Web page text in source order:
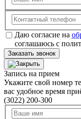
Даю согласие на
соглашаюсь с
Заказать звонок
Запись на прием
Укажите свой номер
вас удобное время
(3022) 200-300